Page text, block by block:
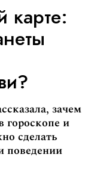
карте:
зачем
гороскопе и
сделать
поведении